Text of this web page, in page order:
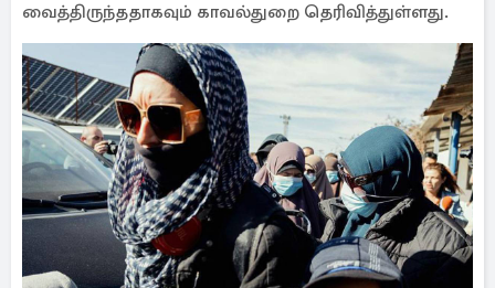
வைத்திருந்ததாகவும் காவல்துறை தெரிவித்துள்ளது.